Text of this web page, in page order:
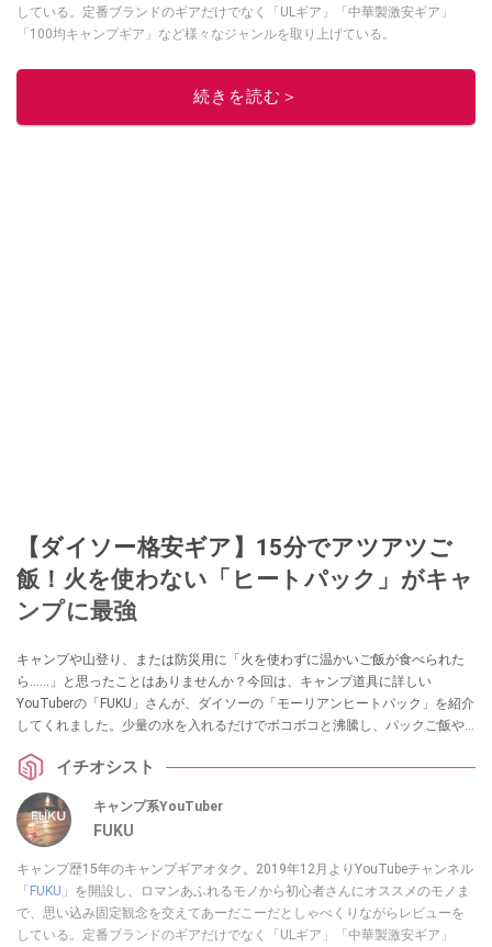
している。定番ブランドのギアだけでなく「ULギア」「中華製激安ギア」
「100均キャンプギア」など様々なジャンルを取り上げている。
このイチオシストの他の記事を読む
続きを読む＞
【ダイソー格安ギア】15分でアツアツご
飯！火を使わない「ヒートパック」がキャ
ンプに最強
キャンプや山登り、または防災用に「火を使わずに温かいご飯が食べられた
ら……」と思ったことはありませんか？今回は、キャンプ道具に詳しい
YouTuberの「FUKU」さんが、ダイソーの「モーリアンヒートパック」を紹介
してくれました。少量の水を入れるだけでボコボコと沸騰し、パックご飯や
を見直したい方は必見です！
イチオシスト
キャンプ系YouTuber
FUKU
キャンプ歴15年のキャンプギアオタク。2019年12月よりYouTubeチャンネル
「 FUKU 」を開設し、ロマンあふれるモノから初心者さんにオススメのモノま
で、思い込み固定観念を交えてあーだこーだとしゃべくりながらレビューを
している。定番ブランドのギアだけでなく「ULギア」「中華製激安ギア」